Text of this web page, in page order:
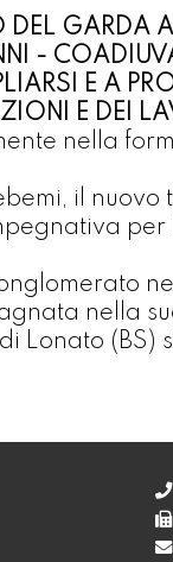
GARDA
-
E A
E DEI
nella
il
nella
Lonato